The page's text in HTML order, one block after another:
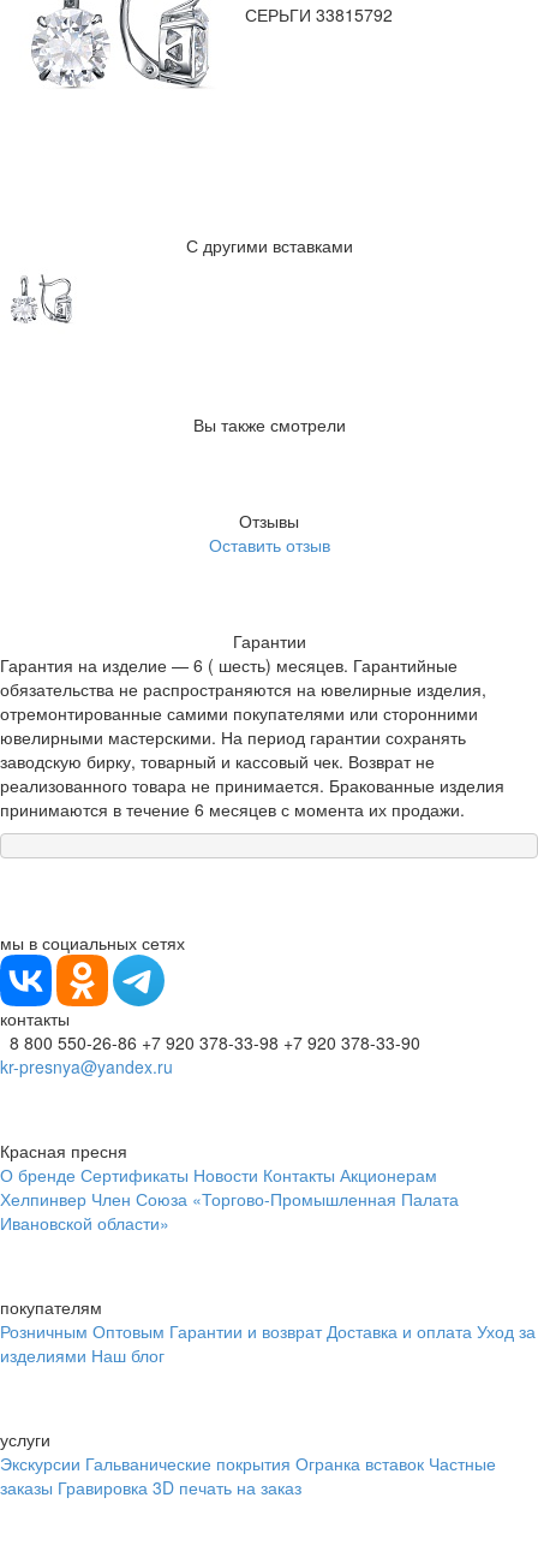
СЕРЬГИ 33815792
С другими вставками
Вы также смотрели
Отзывы
Оставить отзыв
Гарантии
Гарантия на изделие — 6 ( шесть) месяцев. Гарантийные
обязательства не распространяются на ювелирные изделия,
отремонтированные самими покупателями или сторонними
ювелирными мастерскими. На период гарантии сохранять
заводскую бирку, товарный и кассовый чек. Возврат не
реализованного товара не принимается. Бракованные изделия
принимаются в течение 6 месяцев с момента их продажи.
мы в социальных сетях
контакты
8 800 550-26-86 +7 920 378-33-98 +7 920 378-33-90
kr-presnya@yandex.ru
Красная пресня
О бренде Сертификаты Новости Контакты Акционерам
Хелпинвер Член Союза «Торгово-Промышленная Палата
Ивановской области»
покупателям
Розничным Оптовым Гарантии и возврат Доставка и оплата Уход за
изделиями Наш блог
услуги
Экскурсии Гальванические покрытия Огранка вставок Частные
заказы Гравировка 3D печать на заказ